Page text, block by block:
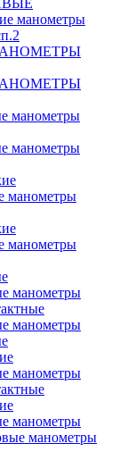
манометры
манометры
манометры
манометры
манометры
манометры
манометры
манометры
манометры
манометры